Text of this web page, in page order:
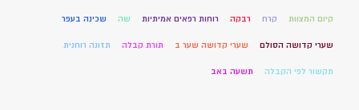
קיום המצוות קרח רבקה רוחות רפאים אמיתיות שה שכינה בעפר
שערי קדושה הסולם שערי קדושה שער ב תורת קבלה תזונה רוחנית
תקשור לפי הקבלה תשעה באב